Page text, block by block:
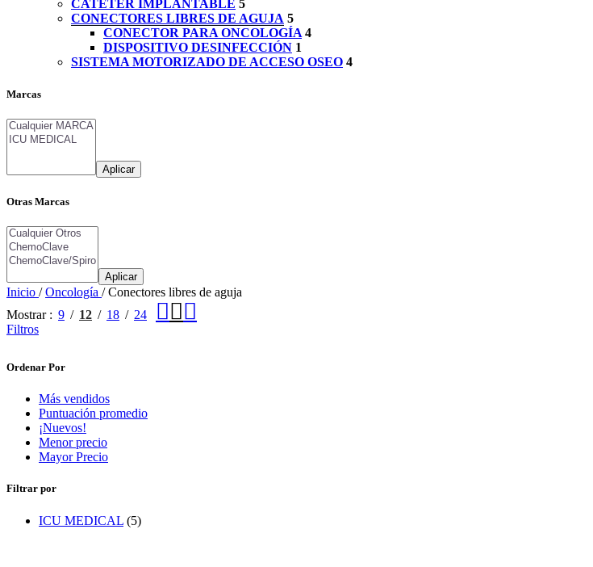
CATÉTER IMPLANTABLE 5
CONECTORES LIBRES DE AGUJA 5
CONECTOR PARA ONCOLOGÍA 4
DISPOSITIVO DESINFECCIÓN 1
SISTEMA MOTORIZADO DE ACCESO OSEO 4
Marcas
Aplicar
Otras Marcas
Aplicar
Inicio / Oncología / Conectores libres de aguja
Mostrar
9 12 18
24
Filtros
Ordenar Por
Más vendidos
Puntuación promedio
¡Nuevos!
Menor precio
Mayor Precio
Filtrar por
ICU MEDICAL (5)